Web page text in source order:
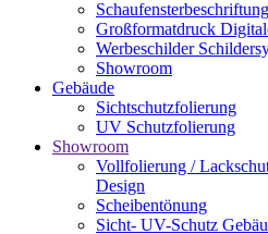
Schaufensterbeschriftung
Großformatdruck
Werbeschilder
Showroom
Gebäude
Sichtschutzfolierung
UV Schutzfolierung
Showroom
Vollfolierung /
Design
Scheibentönung
Sicht- UV-Schutz